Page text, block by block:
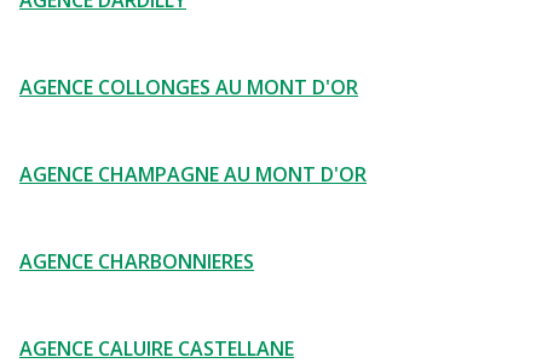
AGENCE COLLONGES AU MONT D'OR
AGENCE CHAMPAGNE AU MONT D'OR
AGENCE CHARBONNIERES
AGENCE CALUIRE CASTELLANE